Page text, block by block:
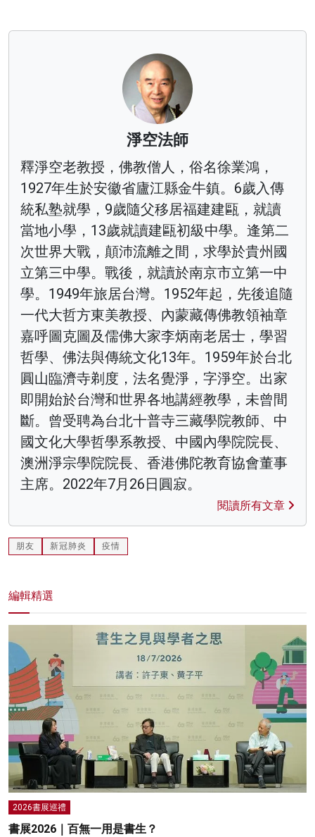
淨空法師
釋淨空老教授，佛教僧人，俗名徐業鴻，
1927年生於安徽省廬江縣金牛鎮。6歲入傳
統私塾就學，9歲隨父移居福建建甌，就讀
當地小學，13歲就讀建甌初級中學。逢第二
次世界大戰，顛沛流離之間，求學於貴州國
立第三中學。戰後，就讀於南京市立第一中
學。1949年旅居台灣。1952年起，先後追隨
一代大哲方東美教授、內蒙藏傳佛教領袖章
嘉呼圖克圖及儒佛大家李炳南老居士，學習
哲學、佛法與傳統文化13年。1959年於台北
圓山臨濟寺剃度，法名覺淨，字淨空。出家
即開始於台灣和世界各地講經教學，未曾間
斷。曾受聘為台北十普寺三藏學院教師、中
國文化大學哲學系教授、中國內學院院長、
澳洲淨宗學院院長、香港佛陀教育協會董事
主席。2022年7月26日圓寂。
閱讀所有文章
朋友 新冠肺炎 疫情
編輯精選
2026書展巡禮
書展2026｜百無一用是書生？